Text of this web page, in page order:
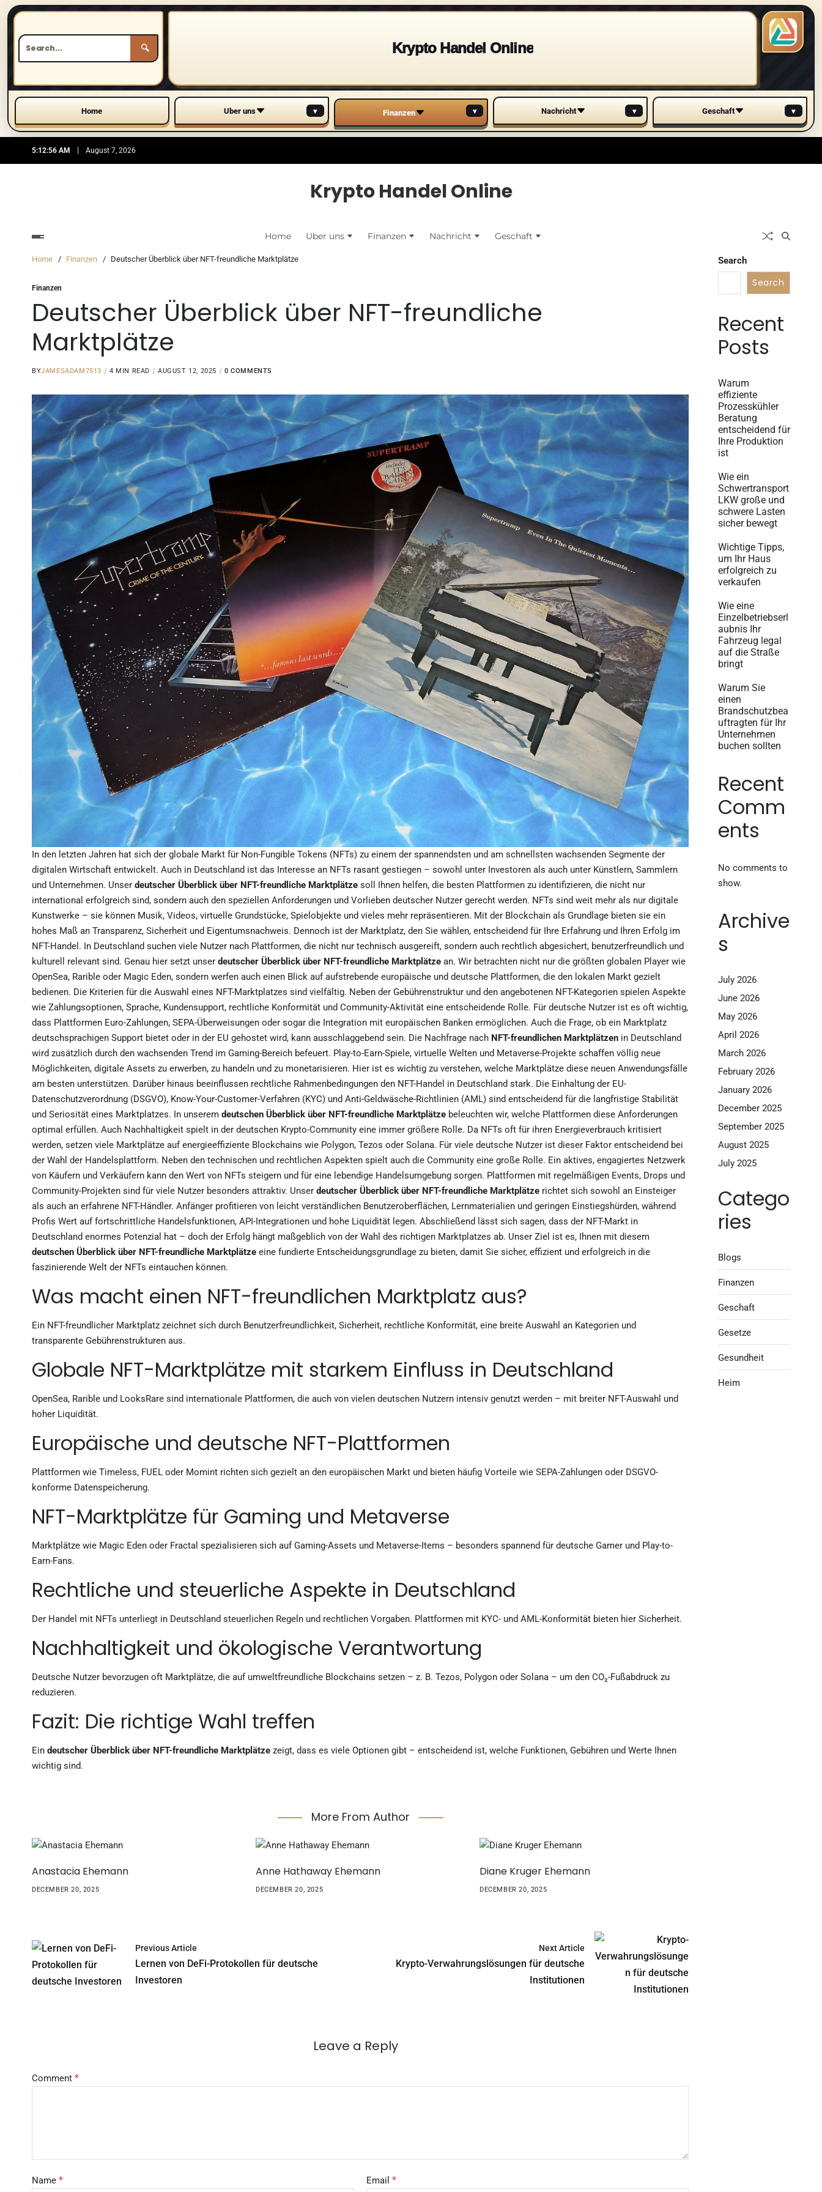
🔍 Krypto Handel Online
Home Uber uns ▾ Finanzen ▾ Nachricht ▾ Geschaft ▾
5:12:58 AM August 7, 2026
Krypto Handel Online
Home Uber uns Finanzen Nachricht Geschaft
Home Finanzen Deutscher Überblick über NFT-freundliche Marktplätze
Finanzen
Deutscher Überblick über NFT-freundliche
Marktplätze
BYJAMESADAM7513 4 MIN READ AUGUST 12, 2025 0 COMMENTS
In den letzten Jahren hat sich der globale Markt für Non-Fungible Tokens (NFTs) zu einem der spannendsten und am schnellsten wachsenden Segmente der
digitalen Wirtschaft entwickelt. Auch in Deutschland ist das Interesse an NFTs rasant gestiegen – sowohl unter Investoren als auch unter Künstlern, Sammlern
und Unternehmen. Unser deutscher Überblick über NFT-freundliche Marktplätze soll Ihnen helfen, die besten Plattformen zu identifizieren, die nicht nur
international erfolgreich sind, sondern auch den speziellen Anforderungen und Vorlieben deutscher Nutzer gerecht werden. NFTs sind weit mehr als nur digitale
Kunstwerke – sie können Musik, Videos, virtuelle Grundstücke, Spielobjekte und vieles mehr repräsentieren. Mit der Blockchain als Grundlage bieten sie ein
hohes Maß an Transparenz, Sicherheit und Eigentumsnachweis. Dennoch ist der Marktplatz, den Sie wählen, entscheidend für Ihre Erfahrung und Ihren Erfolg im
NFT-Handel. In Deutschland suchen viele Nutzer nach Plattformen, die nicht nur technisch ausgereift, sondern auch rechtlich abgesichert, benutzerfreundlich und
kulturell relevant sind. Genau hier setzt unser deutscher Überblick über NFT-freundliche Marktplätze an. Wir betrachten nicht nur die größten globalen Player wie
OpenSea, Rarible oder Magic Eden, sondern werfen auch einen Blick auf aufstrebende europäische und deutsche Plattformen, die den lokalen Markt gezielt
bedienen. Die Kriterien für die Auswahl eines NFT-Marktplatzes sind vielfältig. Neben der Gebührenstruktur und den angebotenen NFT-Kategorien spielen Aspekte
wie Zahlungsoptionen, Sprache, Kundensupport, rechtliche Konformität und Community-Aktivität eine entscheidende Rolle. Für deutsche Nutzer ist es oft wichtig,
dass Plattformen Euro-Zahlungen, SEPA-Überweisungen oder sogar die Integration mit europäischen Banken ermöglichen. Auch die Frage, ob ein Marktplatz
deutschsprachigen Support bietet oder in der EU gehostet wird, kann ausschlaggebend sein. Die Nachfrage nach NFT-freundlichen Marktplätzen in Deutschland
wird zusätzlich durch den wachsenden Trend im Gaming-Bereich befeuert. Play-to-Earn-Spiele, virtuelle Welten und Metaverse-Projekte schaffen völlig neue
Möglichkeiten, digitale Assets zu erwerben, zu handeln und zu monetarisieren. Hier ist es wichtig zu verstehen, welche Marktplätze diese neuen Anwendungsfälle
am besten unterstützen. Darüber hinaus beeinflussen rechtliche Rahmenbedingungen den NFT-Handel in Deutschland stark. Die Einhaltung der EU-
Datenschutzverordnung (DSGVO), Know-Your-Customer-Verfahren (KYC) und Anti-Geldwäsche-Richtlinien (AML) sind entscheidend für die langfristige Stabilität
und Seriosität eines Marktplatzes. In unserem deutschen Überblick über NFT-freundliche Marktplätze beleuchten wir, welche Plattformen diese Anforderungen
optimal erfüllen. Auch Nachhaltigkeit spielt in der deutschen Krypto-Community eine immer größere Rolle. Da NFTs oft für ihren Energieverbrauch kritisiert
werden, setzen viele Marktplätze auf energieeffiziente Blockchains wie Polygon, Tezos oder Solana. Für viele deutsche Nutzer ist dieser Faktor entscheidend bei
der Wahl der Handelsplattform. Neben den technischen und rechtlichen Aspekten spielt auch die Community eine große Rolle. Ein aktives, engagiertes Netzwerk
von Käufern und Verkäufern kann den Wert von NFTs steigern und für eine lebendige Handelsumgebung sorgen. Plattformen mit regelmäßigen Events, Drops und
Community-Projekten sind für viele Nutzer besonders attraktiv. Unser deutscher Überblick über NFT-freundliche Marktplätze richtet sich sowohl an Einsteiger
als auch an erfahrene NFT-Händler. Anfänger profitieren von leicht verständlichen Benutzeroberflächen, Lernmaterialien und geringen Einstiegshürden, während
Profis Wert auf fortschrittliche Handelsfunktionen, API-Integrationen und hohe Liquidität legen. Abschließend lässt sich sagen, dass der NFT-Markt in
Deutschland enormes Potenzial hat – doch der Erfolg hängt maßgeblich von der Wahl des richtigen Marktplatzes ab. Unser Ziel ist es, Ihnen mit diesem
deutschen Überblick über NFT-freundliche Marktplätze eine fundierte Entscheidungsgrundlage zu bieten, damit Sie sicher, effizient und erfolgreich in die
faszinierende Welt der NFTs eintauchen können.
Was macht einen NFT-freundlichen Marktplatz aus?
Ein NFT-freundlicher Marktplatz zeichnet sich durch Benutzerfreundlichkeit, Sicherheit, rechtliche Konformität, eine breite Auswahl an Kategorien und
transparente Gebührenstrukturen aus.
Globale NFT-Marktplätze mit starkem Einfluss in Deutschland
OpenSea, Rarible und LooksRare sind internationale Plattformen, die auch von vielen deutschen Nutzern intensiv genutzt werden – mit breiter NFT-Auswahl und
hoher Liquidität.
Europäische und deutsche NFT-Plattformen
Plattformen wie Timeless, FUEL oder Momint richten sich gezielt an den europäischen Markt und bieten häufig Vorteile wie SEPA-Zahlungen oder DSGVO-
konforme Datenspeicherung.
NFT-Marktplätze für Gaming und Metaverse
Marktplätze wie Magic Eden oder Fractal spezialisieren sich auf Gaming-Assets und Metaverse-Items – besonders spannend für deutsche Gamer und Play-to-
Earn-Fans.
Rechtliche und steuerliche Aspekte in Deutschland
Der Handel mit NFTs unterliegt in Deutschland steuerlichen Regeln und rechtlichen Vorgaben. Plattformen mit KYC- und AML-Konformität bieten hier Sicherheit.
Nachhaltigkeit und ökologische Verantwortung
Deutsche Nutzer bevorzugen oft Marktplätze, die auf umweltfreundliche Blockchains setzen – z. B. Tezos, Polygon oder Solana – um den CO₂-Fußabdruck zu
reduzieren.
Fazit: Die richtige Wahl treffen
Ein deutscher Überblick über NFT-freundliche Marktplätze zeigt, dass es viele Optionen gibt – entscheidend ist, welche Funktionen, Gebühren und Werte Ihnen
wichtig sind.
More From Author
Anastacia Ehemann
DECEMBER 20, 2025
Anne Hathaway Ehemann
DECEMBER 20, 2025
Diane Kruger Ehemann
DECEMBER 20, 2025
Previous Article
Lernen von DeFi-Protokollen für deutsche
Investoren
Next Article
Krypto-Verwahrungslösungen für deutsche
Institutionen
Leave a Reply
Comment *
Name * Email *
Search
Search
Recent
Posts
Warum
effiziente
Prozesskühler
Beratung
entscheidend für
Ihre Produktion
ist
Wie ein
Schwertransport
LKW große und
schwere Lasten
sicher bewegt
Wichtige Tipps,
um Ihr Haus
erfolgreich zu
verkaufen
Wie eine
Einzelbetriebserl
aubnis Ihr
Fahrzeug legal
auf die Straße
bringt
Warum Sie
einen
Brandschutzbea
uftragten für Ihr
Unternehmen
buchen sollten
Recent
Comm
ents
No comments to
show.
Archive
s
July 2026
June 2026
May 2026
April 2026
March 2026
February 2026
January 2026
December 2025
September 2025
August 2025
July 2025
Catego
ries
Blogs
Finanzen
Geschaft
Gesetze
Gesundheit
Heim